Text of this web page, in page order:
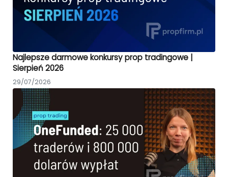
Najlepsze darmowe konkursy prop tradingowe |
Sierpień 2026
29/07/2026